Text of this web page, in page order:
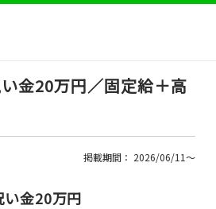
金20万円／固定給＋高
掲載期間： 2026/06/11〜
金20万円